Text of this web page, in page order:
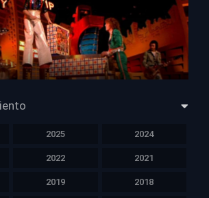
2025 2024
2022 2021
2019 2018